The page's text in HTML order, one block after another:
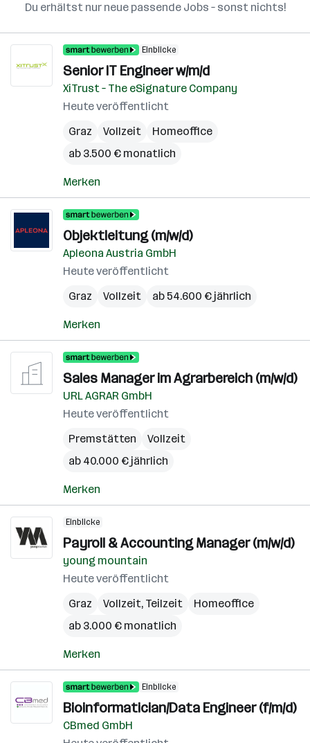
Du erhältst nur neue passende Jobs – sonst nichts!
Einblicke
Senior IT Engineer w/m/d
XiTrust – The eSignature Company
Heute veröffentlicht
Graz
Vollzeit
Homeoffice
ab 3.500 € monatlich
Merken
Objektleitung (m/w/d)
Apleona Austria GmbH
Heute veröffentlicht
Graz
Vollzeit ab 54.600 € jährlich
Merken
Sales Manager im Agrarbereich (m/w/d)
URL AGRAR GmbH
Heute veröffentlicht
Premstätten
Vollzeit
ab 40.000 € jährlich
Merken
Einblicke
Payroll & Accounting Manager (m/w/d)
young mountain
Heute veröffentlicht
Graz
Vollzeit, Teilzeit
Homeoffice
ab 3.000 € monatlich
Merken
Einblicke
Bioinformatician/Data Engineer (f/m/d)
CBmed GmbH